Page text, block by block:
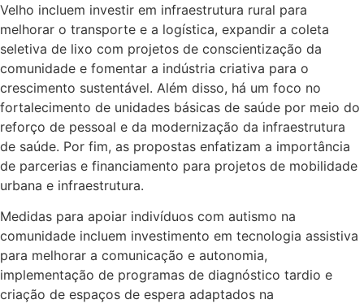
Velho incluem investir em infraestrutura rural para
melhorar o transporte e a logística, expandir a coleta
seletiva de lixo com projetos de conscientização da
comunidade e fomentar a indústria criativa para o
crescimento sustentável. Além disso, há um foco no
fortalecimento de unidades básicas de saúde por meio do
reforço de pessoal e da modernização da infraestrutura
de saúde. Por fim, as propostas enfatizam a importância
de parcerias e financiamento para projetos de mobilidade
urbana e infraestrutura.
Medidas para apoiar indivíduos com autismo na
comunidade incluem investimento em tecnologia assistiva
para melhorar a comunicação e autonomia,
implementação de programas de diagnóstico tardio e
criação de espaços de espera adaptados na